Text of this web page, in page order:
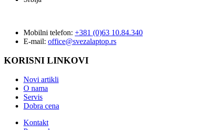
Mobilni telefon: +381 (0)63 10.84.340
E-mail: office@svezalaptop.rs
KORISNI LINKOVI
Novi artikli
O nama
Servis
Dobra cena
Kontakt